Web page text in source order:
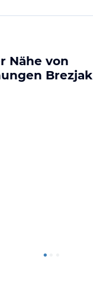
Nähe von
Brezjak